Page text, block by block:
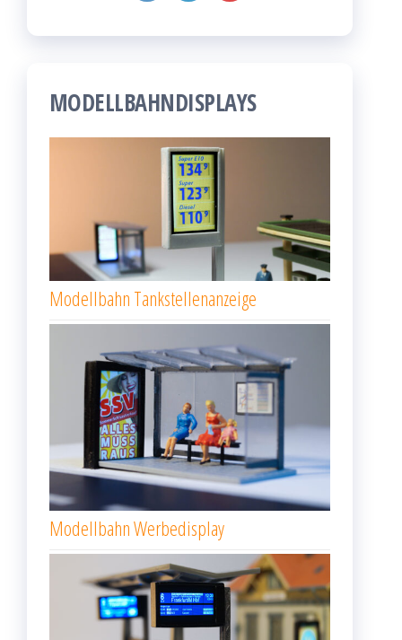
MODELLBAHNDISPLAYS
Modellbahn Tankstellenanzeige
Modellbahn Werbedisplay